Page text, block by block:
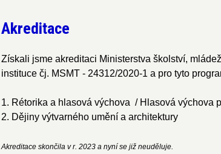
Akreditace
Získali jsme akreditaci Ministerstva školství,
instituce čj. MSMT - 24312/2020-1 a pro tyto
1. Rétorika a hlasová výchova / Hlasová výchova
2. Dějiny výtvarného umění a architektury
Akreditace skončila v r. 2023 a nyní se již neuděluje.